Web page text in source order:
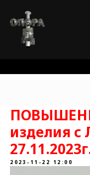
изделия с
2023-11-22 12:00